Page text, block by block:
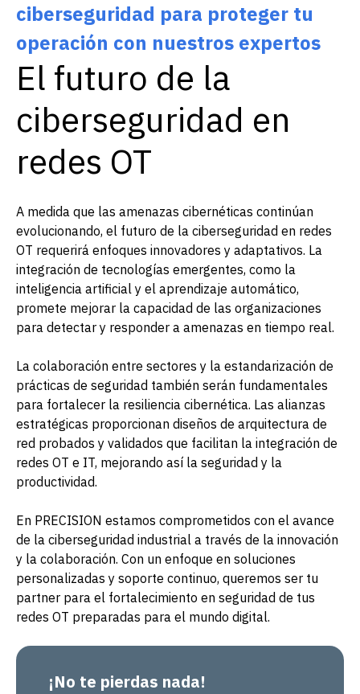
ciberseguridad para proteger tu
operación con nuestros expertos
El futuro de la
ciberseguridad en
redes OT
A medida que las amenazas cibernéticas continúan
evolucionando, el futuro de la ciberseguridad en redes
OT requerirá enfoques innovadores y adaptativos. La
integración de tecnologías emergentes, como la
inteligencia artificial y el aprendizaje automático,
promete mejorar la capacidad de las organizaciones
para detectar y responder a amenazas en tiempo real.
La colaboración entre sectores y la estandarización de
prácticas de seguridad también serán fundamentales
para fortalecer la resiliencia cibernética. Las alianzas
estratégicas proporcionan diseños de arquitectura de
red probados y validados que facilitan la integración de
redes OT e IT, mejorando así la seguridad y la
productividad.
En PRECISION estamos comprometidos con el avance
de la ciberseguridad industrial a través de la innovación
y la colaboración. Con un enfoque en soluciones
personalizadas y soporte continuo, queremos ser tu
partner para el fortalecimiento en seguridad de tus
redes OT preparadas para el mundo digital.
¡No te pierdas nada!